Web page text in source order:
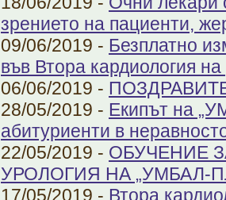
зрението на пациенти,
09/06/2019 - Безплатно
във Втора кардиология
06/06/2019 -
28/05/2019 - Екипът на
абитуриенти в
22/05/2019 - ОБУЧЕНИЕ
УРОЛОГИЯ НА „УМБАЛ-
17/05/2019 - Втора